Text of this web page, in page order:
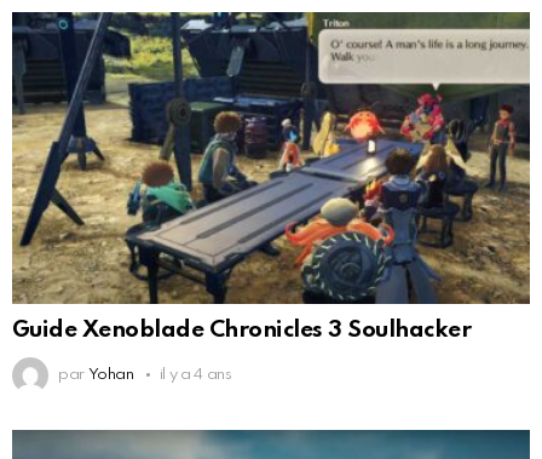
Guide Xenoblade Chronicles 3 Soulhacker
par Yohan il y a 4 ans